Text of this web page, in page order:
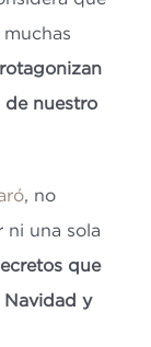
de nuestro
, no
ni una sola
que
Navidad y